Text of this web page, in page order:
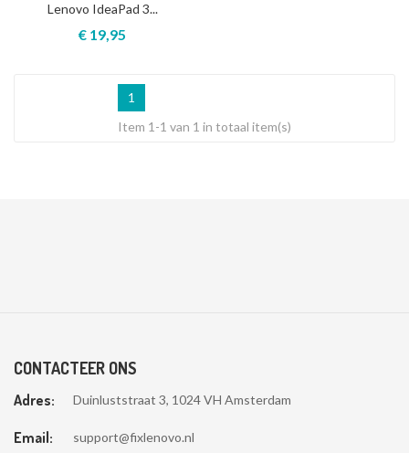
Lenovo IdeaPad 3...
€ 19,95
1
Item 1-1 van 1 in totaal item(s)
CONTACTEER ONS
Adres: Duinluststraat 3, 1024 VH Amsterdam
Email: support@fixlenovo.nl